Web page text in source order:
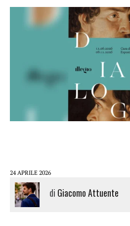
24 APRILE 2026
di Giacomo Attuente